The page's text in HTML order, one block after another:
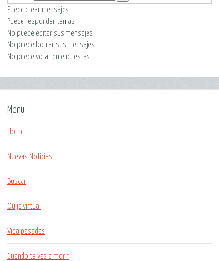
Puede crear mensajes
Puede responder temas
No puede editar sus mensajes
No puede borrar sus mensajes
No puede votar en encuestas
Menu
Home
Nuevas Noticias
Buscar
Ouija virtual
Vida pasadas
Cuando te vas a morir